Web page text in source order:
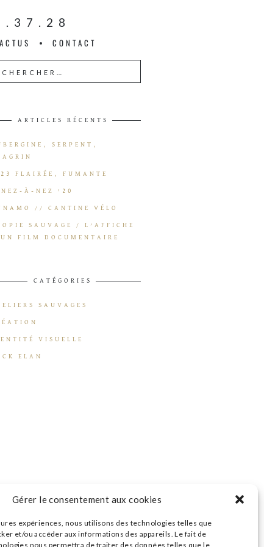
Gérer le consentement aux cookies
expériences, nous utilisons des technologies telles que
et/ou accéder aux informations des appareils. Le fait de
nous permettra de traiter des données telles que le
CONTACT
ARTICLES RÉCENTS
SERPENT,
FLAIRÉE, FUMANTE
À-NEZ ’20
// CANTINE VÉLO
SAUVAGE / L’AFFICHE
FILM DOCUMENTAIRE
CATÉGORIES
SAUVAGES
VISUELLE
ELAN